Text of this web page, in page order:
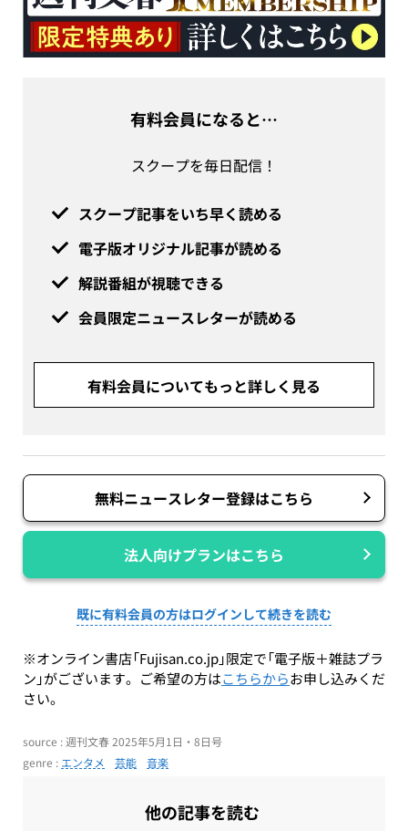
有料会員になると…
スクープを毎日配信！
スクープ記事をいち早く読める
電子版オリジナル記事が読める
解説番組が視聴できる
会員限定ニュースレターが読める
有料会員についてもっと詳しく見る
無料ニュースレター登録はこちら
法人向けプランはこちら
既に有料会員の方はログインして続きを読む
※オンライン書店「Fujisan.co.jp」限定で「電子版＋雑誌プラ
ン」がございます。ご希望の方はこちらからお申し込みくだ
さい。
source : 週刊文春 2025年5月1日・8日号
genre : エンタメ 芸能 音楽
他の記事を読む